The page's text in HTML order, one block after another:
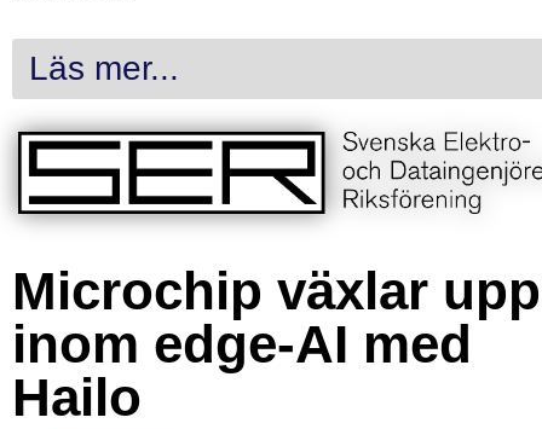
Läs mer...
Microchip växlar upp
inom edge-AI med
Hailo